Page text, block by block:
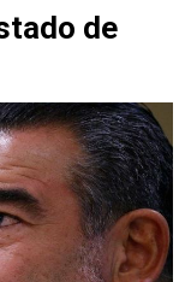
de